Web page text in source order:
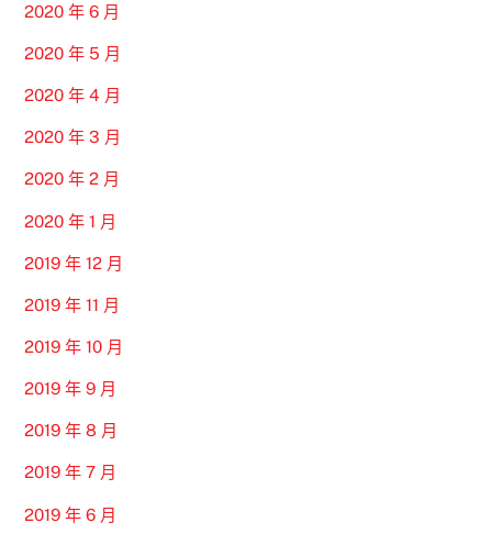
2020 年 6 月
2020 年 5 月
2020 年 4 月
2020 年 3 月
2020 年 2 月
2020 年 1 月
2019 年 12 月
2019 年 11 月
2019 年 10 月
2019 年 9 月
2019 年 8 月
2019 年 7 月
2019 年 6 月